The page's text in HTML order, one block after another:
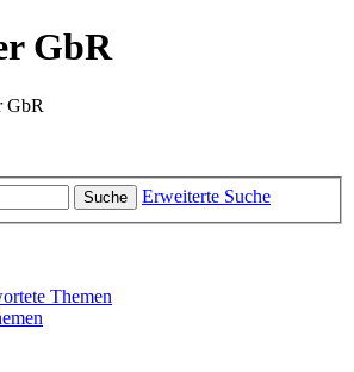
GbR
GbR
Suche Erweiterte Suche
Themen